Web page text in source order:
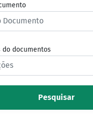
do documentos
Pesquisar